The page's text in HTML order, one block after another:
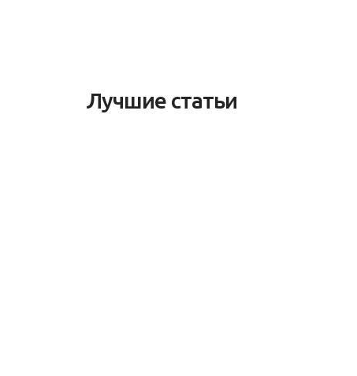
Лучшие статьи